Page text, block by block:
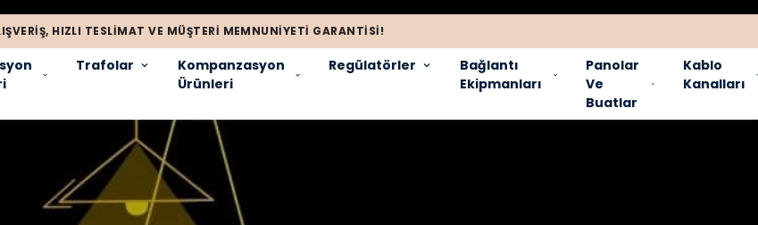
HIZLI TESLIMAT VE MÜŞTERI MEMNUNIYETI GARANTISI!
Trafolar
Kompanzasyon
Ürünleri
Regülatörler
Bağlantı
Ekipmanları
Panolar
Ve
Buatlar
Kablo
Kanalları